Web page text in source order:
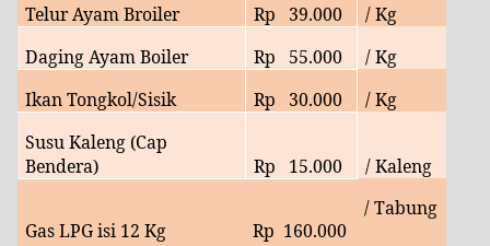
Telur Ayam Broiler
Rp 39.000
/ Kg
Daging Ayam Boiler
Rp 55.000
/ Kg
Ikan Tongkol/Sisik
Rp 30.000
/ Kg
Susu Kaleng (Cap
Bendera)
Rp 15.000 / Kaleng
Gas LPG isi 12 Kg Rp 160.000
/ Tabung